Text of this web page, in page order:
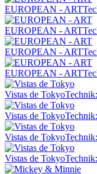
EUROPEAN - ART
EUROPEAN - ART
EUROPEAN - ART
EUROPEAN - ART
Vistas de Tokyo
Vistas de Tokyo
Vistas de Tokyo
Vistas de Tokyo